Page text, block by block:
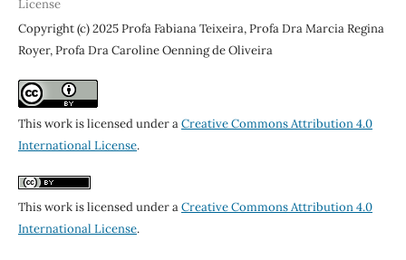
License
Copyright (c) 2025 Profa Fabiana Teixeira, Profa Dra Marcia Regina
Royer, Profa Dra Caroline Oenning de Oliveira
This work is licensed under aCreative Commons Attribution 4.0
International License.
This work is licensed under aCreative Commons Attribution 4.0
International License.